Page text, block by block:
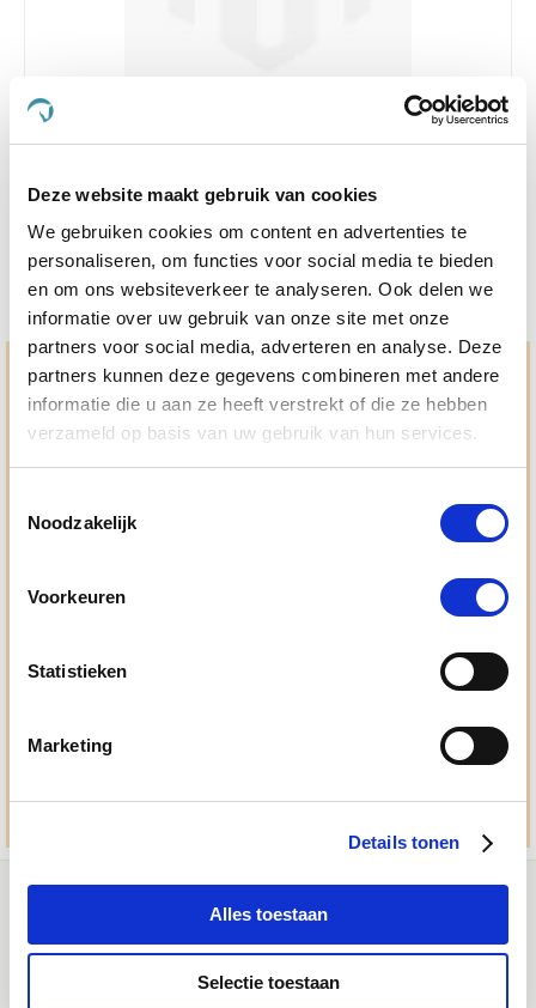
Deze website maakt gebruik van cookies
We gebruiken cookies om content en advertenties te
personaliseren, om functies voor social media te bieden
en om ons websiteverkeer te analyseren. Ook delen we
informatie over uw gebruik van onze site met onze
partners voor social media, adverteren en analyse. Deze
partners kunnen deze gegevens combineren met andere
informatie die u aan ze heeft verstrekt of die ze hebben
verzameld op basis van uw gebruik van hun services.
Noodzakelijk
Voorkeuren
Statistieken
Marketing
Details tonen
Alles toestaan
Selectie toestaan
€ 19,99 € 15,99
Hulp en advies nodig?
Jouw paard gezond houden en krijgen. Dat is waar we het
allemaal voor doen. Bij De Paardendrogist worden we
gedreven door onze visie: het leveren van producten van
"ouderwetse" service. Wij helpen je graag, doen wat wij
beloven en rusten pas als jij tevreden bent; dat menen we en
050 - 409 69 96
06-2195 98 69